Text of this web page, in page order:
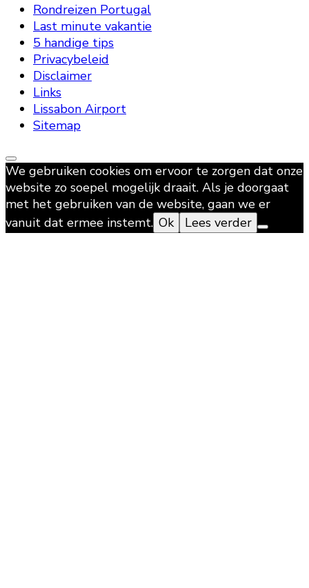
Rondreizen Portugal
Last minute vakantie
5 handige tips
Privacybeleid
Disclaimer
Links
Lissabon Airport
Sitemap
We gebruiken cookies om ervoor te zorgen dat onze
website zo soepel mogelijk draait. Als je doorgaat
met het gebruiken van de website, gaan we er
vanuit dat ermee instemt. Ok Lees verder